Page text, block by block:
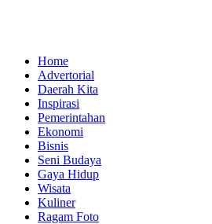
Home
Advertorial
Daerah Kita
Inspirasi
Pemerintahan
Ekonomi
Bisnis
Seni Budaya
Gaya Hidup
Wisata
Kuliner
Ragam Foto